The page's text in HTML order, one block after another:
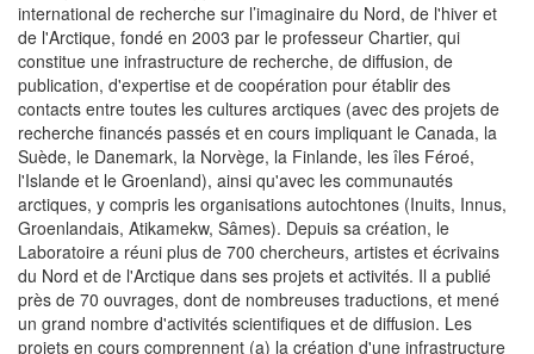
international de recherche sur l’imaginaire du Nord, de l'hiver et
de l'Arctique, fondé en 2003 par le professeur Chartier, qui
constitue une infrastructure de recherche, de diffusion, de
publication, d'expertise et de coopération pour établir des
contacts entre toutes les cultures arctiques (avec des projets de
recherche financés passés et en cours impliquant le Canada, la
Suède, le Danemark, la Norvège, la Finlande, les îles Féroé,
l'Islande et le Groenland), ainsi qu'avec les communautés
arctiques, y compris les organisations autochtones (Inuits, Innus,
Groenlandais, Atikamekw, Sâmes). Depuis sa création, le
Laboratoire a réuni plus de 700 chercheurs, artistes et écrivains
du Nord et de l'Arctique dans ses projets et activités. Il a publié
près de 70 ouvrages, dont de nombreuses traductions, et mené
un grand nombre d'activités scientifiques et de diffusion. Les
projets en cours comprennent (a) la création d'une infrastructure